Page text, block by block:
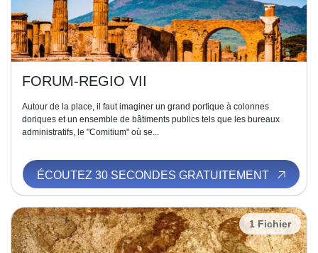
FORUM-REGIO VII
Autour de la place, il faut imaginer un grand portique à colonnes
doriques et un ensemble de bâtiments publics tels que les bureaux
administratifs, le "Comitium" où se...
ÉCOUTEZ 30 SECONDES GRATUITEMENT
1 Fichier